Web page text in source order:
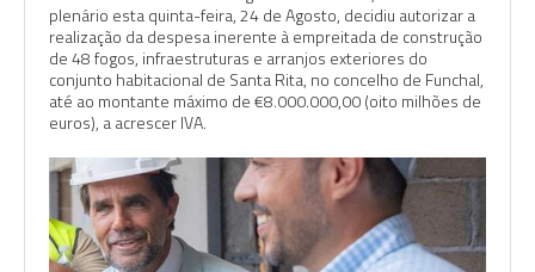
plenário esta quinta-feira, 24 de Agosto, decidiu autorizar a
realização da despesa inerente à empreitada de construção
de 48 fogos, infraestruturas e arranjos exteriores do
conjunto habitacional de Santa Rita, no concelho de Funchal,
até ao montante máximo de €8.000.000,00 (oito milhões de
euros), a acrescer IVA.